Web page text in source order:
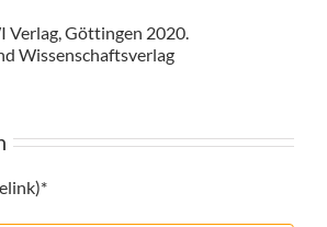
Verlag, Göttingen 2020.
Wissenschaftsverlag